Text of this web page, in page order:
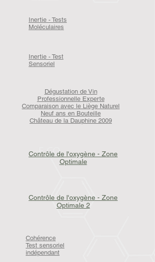
Inertie - Tests
Moléculaires
Inertie - Test
Sensoriel
Dégustation de Vin
Professionnelle Experte
Comparaison avec le Liège Naturel
Neuf ans en Bouteille
Château de la Dauphine 2009
Contrôle de l'oxygène - Zone
Optimale
Contrôle de l'oxygène - Zone
Optimale 2
Cohérence
Test sensoriel
indépendant